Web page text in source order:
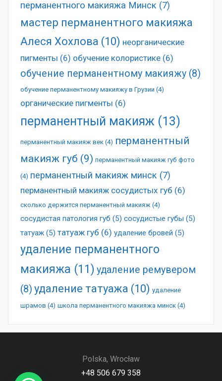
перманентного макияжа Минск (7)
мастер перманентного макияжа
Алеся Хохлова (10) неорганические
пигменты (6) обучение колористике (6)
обучение перманентному макияжу (8)
обучение перманентному макияжу в Грузии (4)
органические пигменты (6)
перманентный макияж (13)
перманентный макияж век (4) перманентный
макияж губ (9) перманентный макияж губ фото
(4) перманентный макияж минск (7)
перманентный макияж сосудистых губ (6)
сколько держится перманентный макияж (4)
сосудистая патология губ (5) сосудистые губы (5)
татуаж (5) татуаж губ (6) удаление бровей (5)
удаление перманентного
макияжа (11) удаление ремувером
(8) удаление татуажа (10) удаление
шрамов (4) школа перманентного макияжа минск (4)
Polska, Wrocław
+48 506 679 358